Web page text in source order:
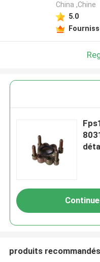
China ,Chine
5.0
produits recommandés